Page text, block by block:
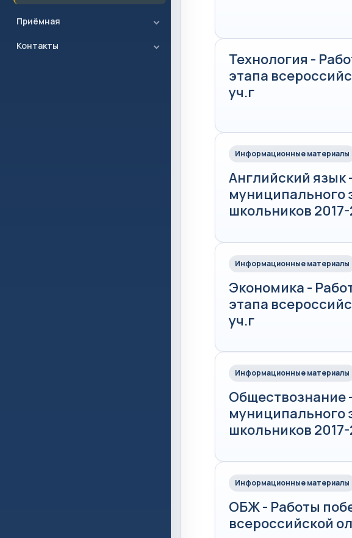
Приёмная
Контакты
Технология -
этапа
уч.г
Информационные материалы
Английский язык
муниципального
школьников 2017-
Информационные материалы
Экономика -
этапа
уч.г
Информационные материалы
Обществознание
муниципального
школьников 2017-
Информационные материалы
ОБЖ - Работы
всероссийской